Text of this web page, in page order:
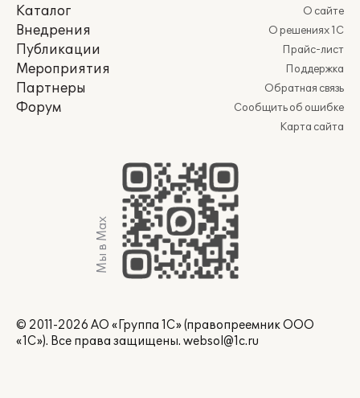
Каталог
Внедрения
Публикации
Мероприятия
Партнеры
Форум
О сайте
О решениях 1С
Прайс-лист
Поддержка
Обратная связь
Сообщить об ошибке
Карта сайта
Мы в Max
© 2011-2026 АО «Группа 1С» (правопреемник ООО
«1С»). Все права защищены. websol@1c.ru